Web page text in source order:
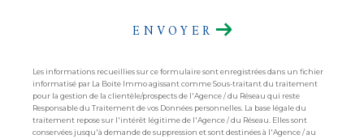
ENVOYER
Les informations recueillies sur ce formulaire sont enregistrées dans un fichier
informatisé par La Boite Immo agissant comme Sous-traitant du traitement
pour la gestion de la clientèle/prospects de l'Agence / du Réseau qui reste
Responsable du Traitement de vos Données personnelles. La base légale du
traitement repose sur l'intérêt légitime de l'Agence / du Réseau. Elles sont
conservées jusqu'à demande de suppression et sont destinées à l'Agence / au